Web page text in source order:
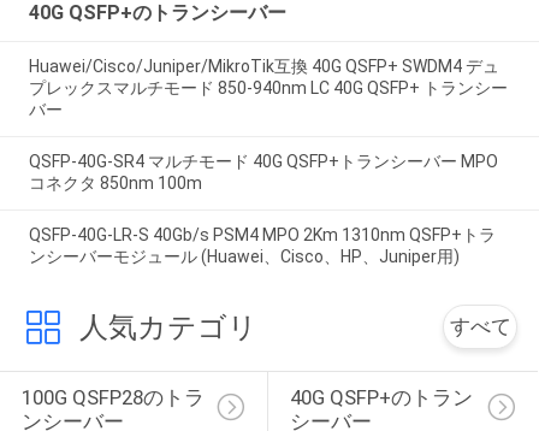
40G QSFP+のトランシーバー
Huawei/Cisco/Juniper/MikroTik互換 40G QSFP+ SWDM4 デュ
プレックスマルチモード 850-940nm LC 40G QSFP+ トランシー
バー
QSFP-40G-SR4 マルチモード 40G QSFP+トランシーバー MPO
コネクタ 850nm 100m
QSFP-40G-LR-S 40Gb/s PSM4 MPO 2Km 1310nm QSFP+トラ
ンシーバーモジュール (Huawei、Cisco、HP、Juniper用)
人気カテゴリ すべて
100G QSFP28のトラ
ンシーバー
40G QSFP+のトラン
シーバー